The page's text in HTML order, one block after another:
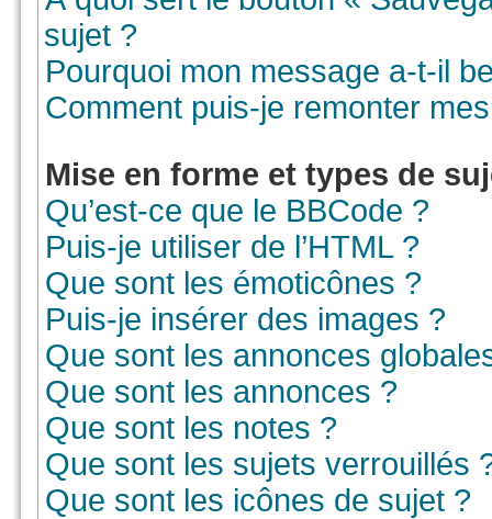
sujet ?
Pourquoi mon message a-t-il
Comment puis-je remonter
Mise en forme et types de
Qu’est-ce que le BBCode ?
Puis-je utiliser de l’HTML ?
Que sont les émoticônes ?
Puis-je insérer des images ?
Que sont les annonces
Que sont les annonces ?
Que sont les notes ?
Que sont les sujets verrouillés
Que sont les icônes de sujet ?